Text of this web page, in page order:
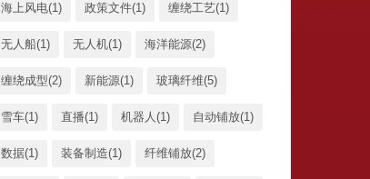
海上风电(1) 政策文件(1) 缠绕工艺(1)
无人船(1) 无人机(1) 海洋能源(2)
缠绕成型(2) 新能源(1) 玻璃纤维(5)
雪车(1) 直播(1) 机器人(1) 自动铺放(1)
数据(1) 装备制造(1) 纤维铺放(2)